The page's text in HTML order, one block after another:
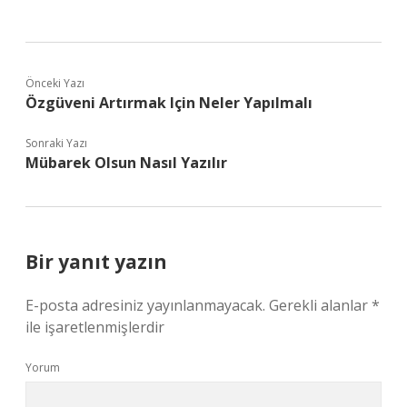
Önceki Yazı
Özgüveni Artırmak Için Neler Yapılmalı
Sonraki Yazı
Mübarek Olsun Nasıl Yazılır
Bir yanıt yazın
E-posta adresiniz yayınlanmayacak. Gerekli alanlar*
ile işaretlenmişlerdir
Yorum